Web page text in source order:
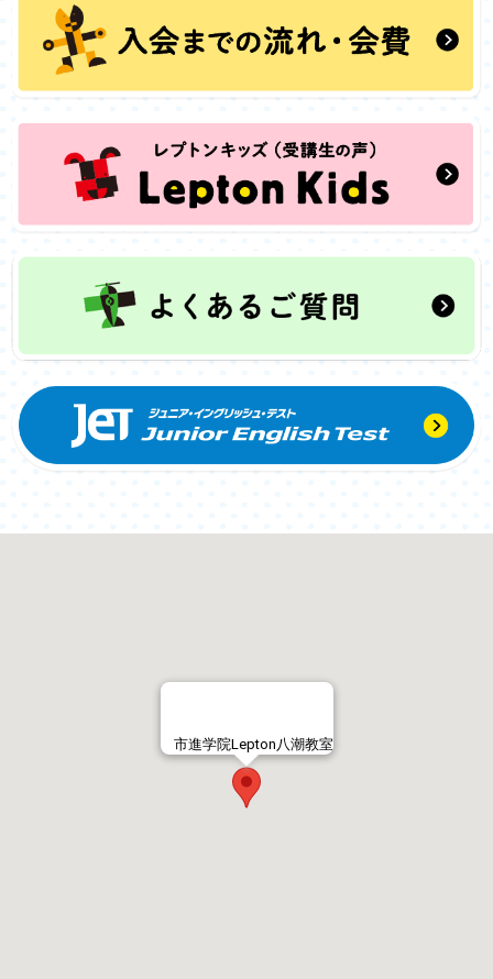
市進学院Lepton八潮教室